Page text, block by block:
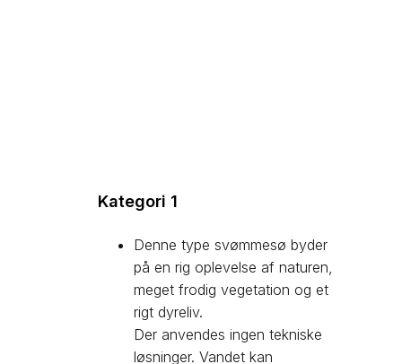
Kategori 1
Denne type svømmesø byder
på en rig oplevelse af naturen,
meget frodig vegetation og et
rigt dyreliv.
Der anvendes ingen tekniske
løsninger. Vandet kan